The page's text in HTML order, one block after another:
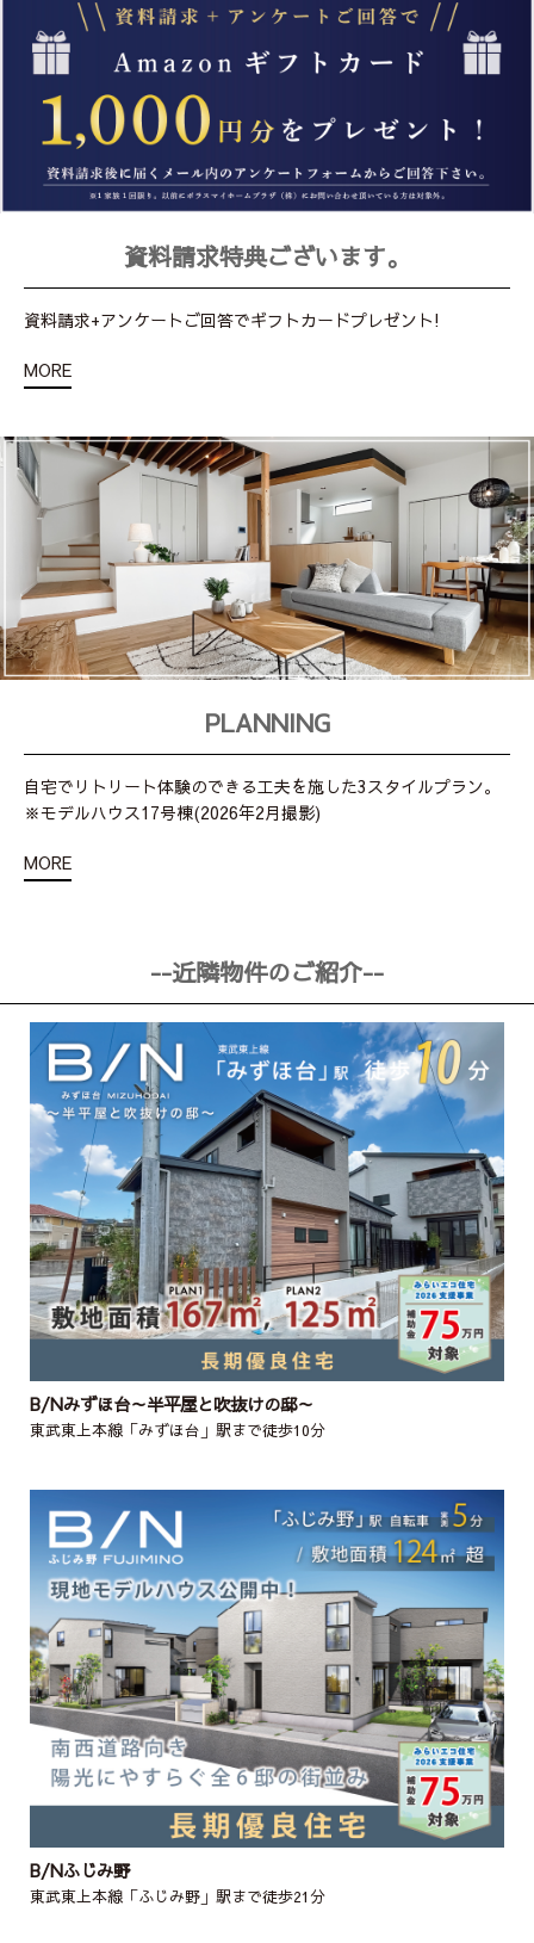
資料請求特典ございます。
資料請求+アンケートご回答でギフトカードプレゼント!
MORE
PLANNING
自宅でリトリート体験のできる工夫を施した3スタイルプラン。
※モデルハウス17号棟(2026年2月撮影)
MORE
--近隣物件のご紹介--
B/Nみずほ台～半平屋と吹抜けの邸～
東武東上本線「みずほ台」駅まで徒歩10分
B/Nふじみ野
東武東上本線「ふじみ野」駅まで徒歩21分